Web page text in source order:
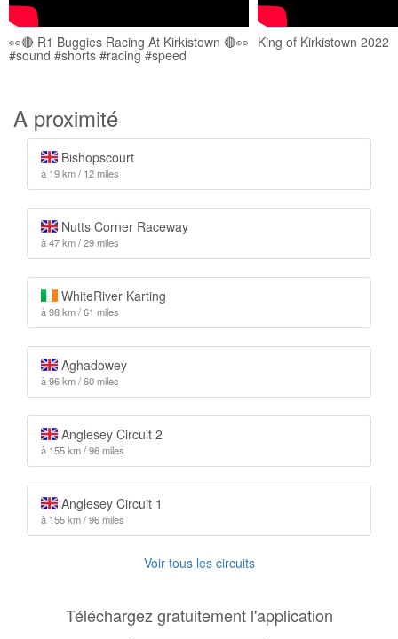
👀🔴 R1 Buggies Racing At Kirkistown 🔴👀
#sound #shorts #racing #speed
King of Kirkistown 2022
A proximité
Bishopscourt
à 19 km / 12 miles
Nutts Corner Raceway
à 47 km / 29 miles
WhiteRiver Karting
à 98 km / 61 miles
Aghadowey
à 96 km / 60 miles
Anglesey Circuit 2
à 155 km / 96 miles
Anglesey Circuit 1
à 155 km / 96 miles
Voir tous les circuits
Téléchargez gratuitement l'application